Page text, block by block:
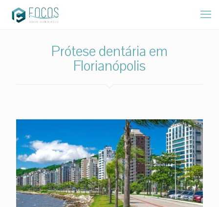
Prótese dentária em
Florianópolis